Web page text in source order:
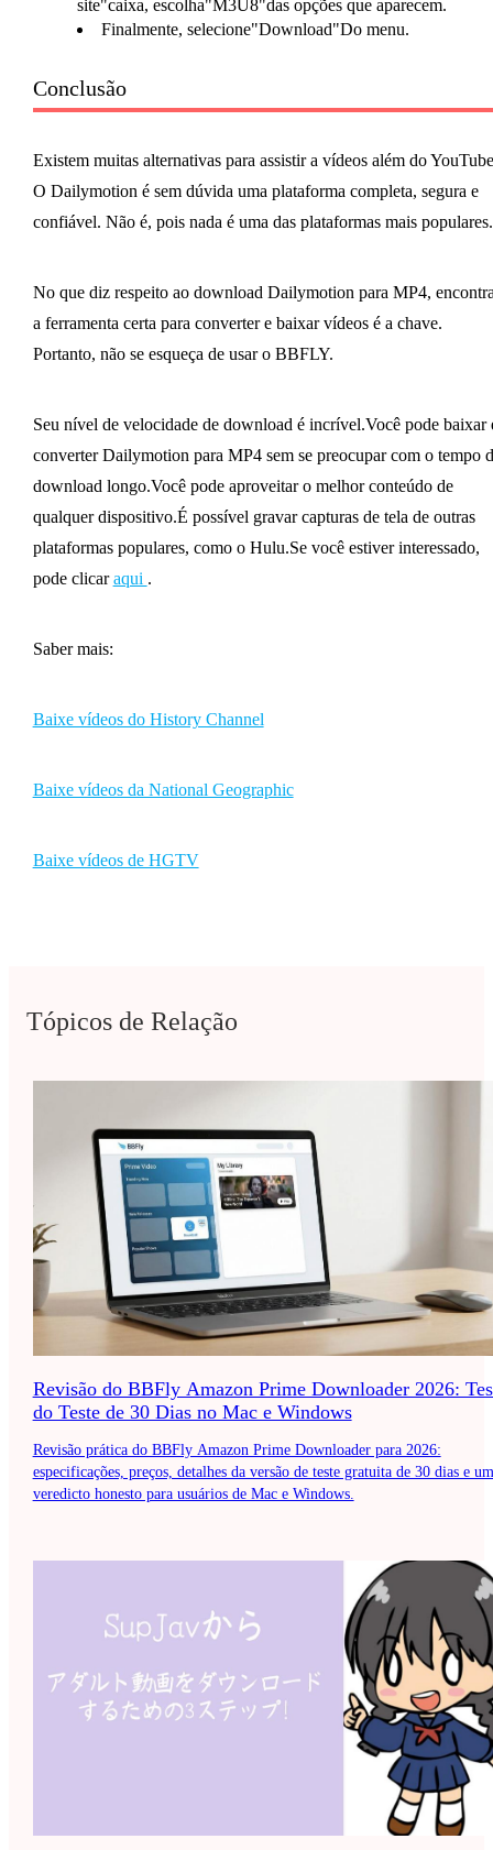
site"caixa, escolha"M3U8"das opções que aparecem.
Finalmente, selecione"Download"Do menu.
Conclusão
Existem muitas alternativas para assistir a vídeos além do
O Dailymotion é sem dúvida uma plataforma completa, segura e
confiável. Não é, pois nada é uma das plataformas mais populares.
No que diz respeito ao download Dailymotion para MP4,
a ferramenta certa para converter e baixar vídeos é a chave.
Portanto, não se esqueça de usar o BBFLY.
Seu nível de velocidade de download é incrível.Você pode baixar
converter Dailymotion para MP4 sem se preocupar com o tempo
download longo.Você pode aproveitar o melhor conteúdo de
qualquer dispositivo.É possível gravar capturas de tela de outras
plataformas populares, como o Hulu.Se você estiver interessado,
pode clicaraqui .
Saber mais:
Baixe vídeos do History Channel
Baixe vídeos da National Geographic
Baixe vídeos de HGTV
Tópicos de Relação
Revisão do BBFly Amazon Prime Downloader 2026:
do Teste de 30 Dias no Mac e Windows
Revisão prática do BBFly Amazon Prime Downloader para 2026:
especificações, preços, detalhes da versão de teste gratuita de 30 dias e um
veredicto honesto para usuários de Mac e Windows.